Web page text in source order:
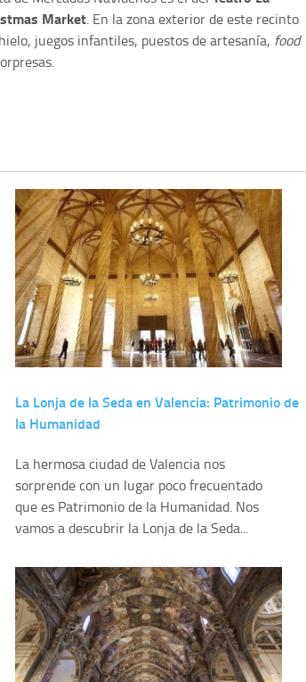
Market. En la zona exterior de este recinto
juegos infantiles, puestos de artesanía, food
La Lonja de la Seda en Valencia: Patrimonio de
la Humanidad
La hermosa ciudad de Valencia nos
sorprende con un lugar poco frecuentado
que es Patrimonio de la Humanidad. Nos
vamos a descubrir la Lonja de la Seda...